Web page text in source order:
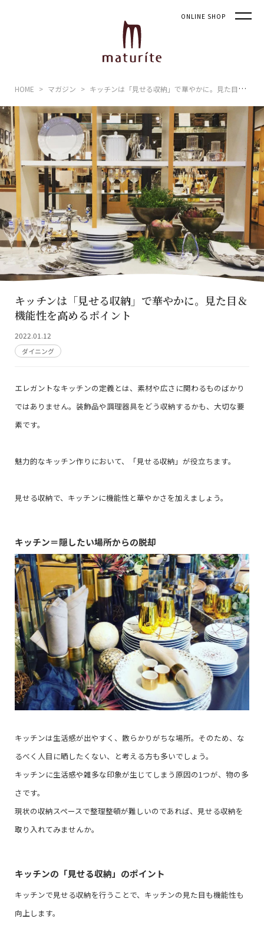
ONLINE SHOP
HOME マガジン キッチンは「見せる収納」で華やかに。見た目＆機能性を高めるポイント
キッチンは「見せる収納」で華やかに。見た目＆
機能性を高めるポイント
2022.01.12
ダイニング
エレガントなキッチンの定義とは、素材や広さに関わるものばかり
ではありません。装飾品や調理器具をどう収納するかも、大切な要
素です。
魅力的なキッチン作りにおいて、「見せる収納」が役立ちます。
見せる収納で、キッチンに機能性と華やかさを加えましょう。
キッチン＝隠したい場所からの脱却
キッチンは生活感が出やすく、散らかりがちな場所。そのため、な
るべく人目に晒したくない、と考える方も多いでしょう。
キッチンに生活感や雑多な印象が生じてしまう原因の1つが、物の多
さです。
現状の収納スペースで整理整頓が難しいのであれば、見せる収納を
取り入れてみませんか。
キッチンの「見せる収納」のポイント
キッチンで見せる収納を行うことで、キッチンの見た目も機能性も
向上します。